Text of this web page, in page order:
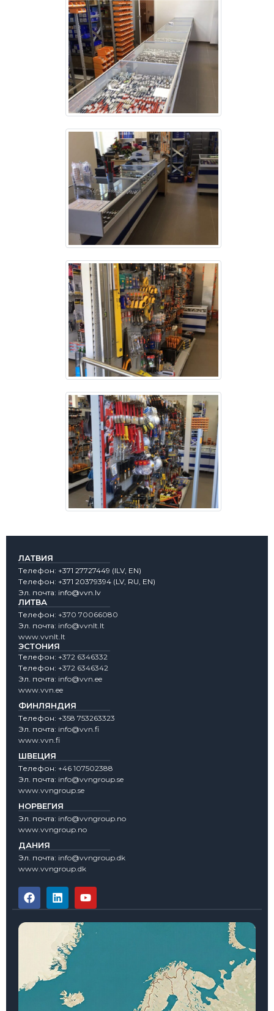
ЛАТВИЯ
Tелефон: +371 27727449 (lLV, EN)
Tелефон: +371 20379394 (LV, RU, EN)
Эл. почта: info@vvn.lv
ЛИТВА
Tелефон: +370 70066080
Эл. почта: info@vvnlt.lt
www.vvnlt.lt
ЭСТОНИЯ
Tелефон: +372 6346332
Tелефон: +372 6346342
Эл. почта: info@vvn.ee
www.vvn.ee
ФИНЛЯНДИЯ
Tелефон: +358 753263323
Эл. почта: info@vvn.fi
www.vvn.fi
ШВЕЦИЯ
Tелефон: +46 107502388
Эл. почта: info@vvngroup.se
www.vvngroup.se
НОРВЕГИЯ
Эл. почта: info@vvngroup.no
www.vvngroup.no
ДАНИЯ
Эл. почта: info@vvngroup.dk
www.vvngroup.dk